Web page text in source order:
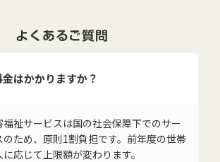
よくあるご質問
はかかりますか？
福祉サービスは国の社会保障下でのサー
のため、原則1割負担です。前年度の世帯
に応じて上限額が変わります。